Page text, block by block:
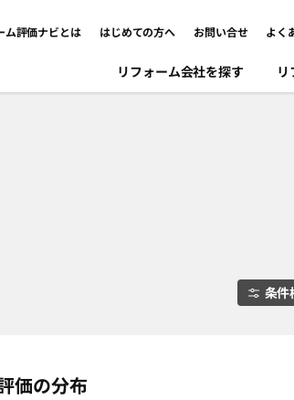
ム評価ナビとは はじめての方へ お問い合せ よく
リフォーム会社を探す リ
条件
価の分布